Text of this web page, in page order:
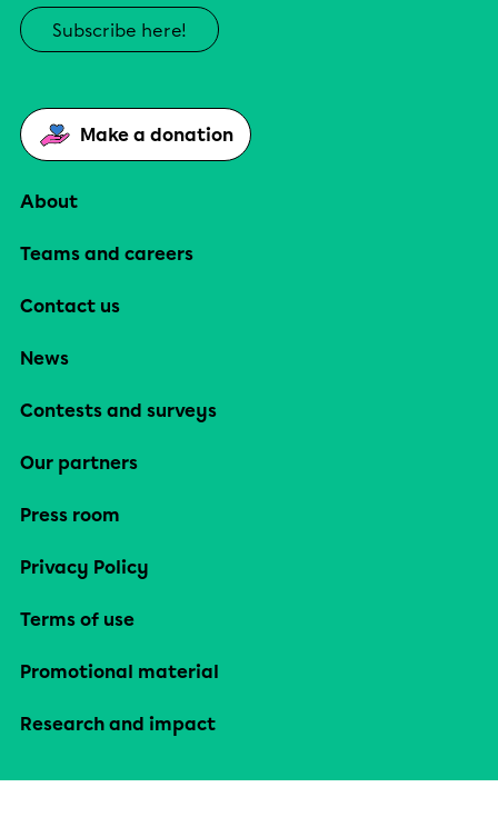
Subscribe here!
Make a donation
About
Teams and careers
Contact us
News
Contests and surveys
Our partners
Press room
Privacy Policy
Terms of use
Promotional material
Research and impact